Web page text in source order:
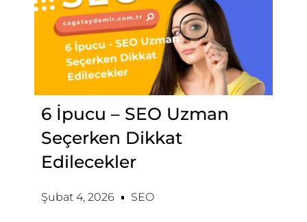
6 İpucu – SEO Uzman
Seçerken Dikkat
Edilecekler
Şubat 4, 2026 SEO